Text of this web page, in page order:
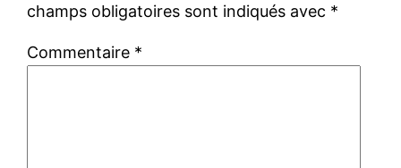
champs obligatoires sont indiqués avec *
Commentaire *